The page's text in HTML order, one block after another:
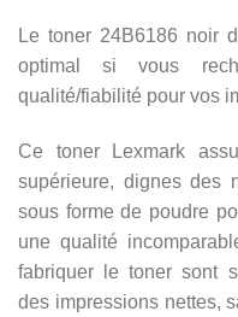
Le toner 24B6186 noir
optimal si vous
qualité/fiabilité pour vos
Ce toner Lexmark
supérieure, dignes des
sous forme de poudre
une qualité
fabriquer le toner sont
des impressions nettes,